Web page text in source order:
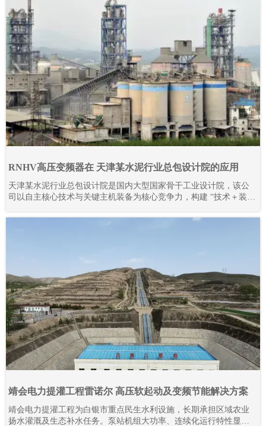
RNHV高压变频器在 天津某水泥行业总包设计院的应用
天津某水泥行业总包设计院是国内大型国家骨干工业设计院，该公
司以自主核心技术与关键主机装备为核心竞争力，构建 “技术＋装
备成套供货、工程建设、监理、生产运营及备品备件服务的完整产
靖会电力提灌工程雷诺尔 高压软起动及变频节能解决方案
靖会电力提灌工程为白银市重点民生水利设施，长期承担区域农业
扬水灌溉及生态补水任务。泵站机组大功率、连续化运行特性显